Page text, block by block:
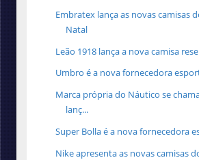
Embratex lança as novas camisas
Natal
Leão 1918 lança a nova camisa
Umbro é a nova fornecedora
Marca própria do Náutico se
lanç...
Super Bolla é a nova fornecedora
Nike apresenta as novas camisas